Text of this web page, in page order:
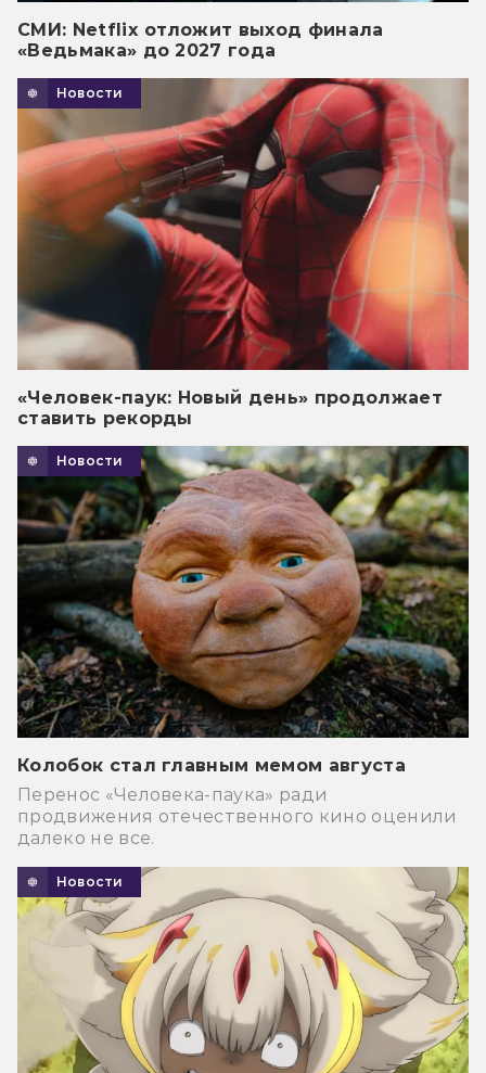
СМИ: Netflix отложит выход финала
«Ведьмака» до 2027 года
Новости
«Человек-паук: Новый день» продолжает
ставить рекорды
Новости
Колобок стал главным мемом августа
Перенос «Человека-паука» ради
продвижения отечественного кино оценили
далеко не все.
Новости